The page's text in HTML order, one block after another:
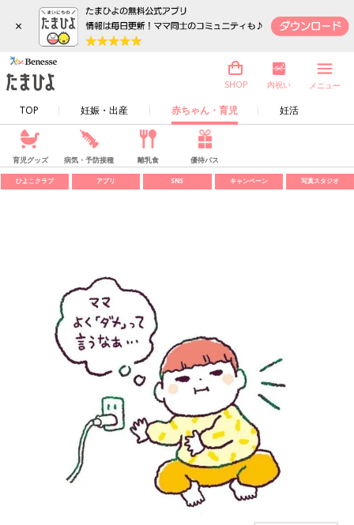
×
TOP 妊娠・出産 赤ちゃん・育児 妊活
SHOP 内祝い メニュー
育児グッズ 病気・予防接種 離乳食 優待パス
ひよこクラブ アプリ SNS キャンペーン 写真スタジオ